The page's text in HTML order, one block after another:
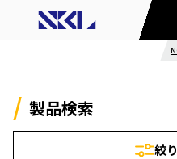
製品検索
絞